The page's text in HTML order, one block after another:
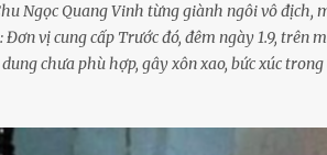
Ngọc Quang Vinh từng giành ngôi vô địch,
vị cung cấp Trước đó, đêm ngày 1.9,
chưa phù hợp, gây xôn xao, bức xúc
Ngọc Quang Vinh đã nhận thức được nội